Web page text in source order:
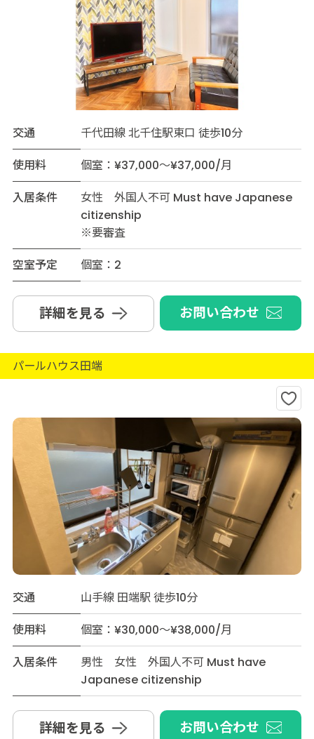
交通
千代田線 北千住駅東口 徒歩10分
使用料
個室：¥37,000～¥37,000/月
入居条件
女性 外国人不可 Must have Japanese
citizenship
※要審査
空室予定
個室：2
詳細を見る お問い合わせ
パールハウス田端
交通
山手線 田端駅 徒歩10分
使用料
個室：¥30,000～¥38,000/月
入居条件
男性 女性 外国人不可 Must have
Japanese citizenship
詳細を見る お問い合わせ